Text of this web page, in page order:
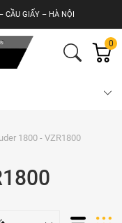
CẦU GIẤY – HÀ NỘI
0
1800 - VZR1800